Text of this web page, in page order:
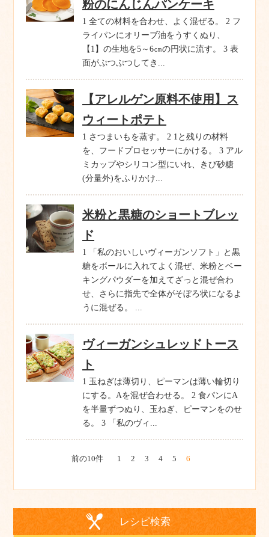
粉のにんじんパンケーキ
1 全ての材料を合わせ、よく混ぜる。 2 フ
ライパンにオリーブ油をうすくぬり、
【1】の生地を5～6㎝の円状に流す。 3 表
面がぷつぷつしてき...
【アレルゲン原料不使用】ス
ウィートポテト
1 さつまいもを蒸す。 2 1と残りの材料
を、フードプロセッサーにかける。 3 アル
ミカップやシリコン型にいれ、きび砂糖
(分量外)をふりかけ...
米粉と黒糖のショートブレッ
ド
1 「私のおいしいヴィーガンソフト」と黒
糖をボールに入れてよく混ぜ、米粉とベー
キングパウダーを加えてざっと混ぜ合わ
せ、さらに指先で全体がそぼろ状になるよ
うに混ぜる。 ...
ヴィーガンシュレッドトース
ト
1 玉ねぎは薄切り、ピーマンは薄い輪切り
にする。Aを混ぜ合わせる。 2 食パンにA
を半量ずつぬり、玉ねぎ、ピーマンをのせ
る。 3 「私のヴィ...
前の10件 1 2 3 4 5 6
レシピ検索